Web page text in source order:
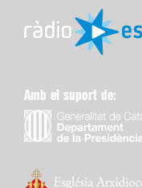
Amb el suport de: